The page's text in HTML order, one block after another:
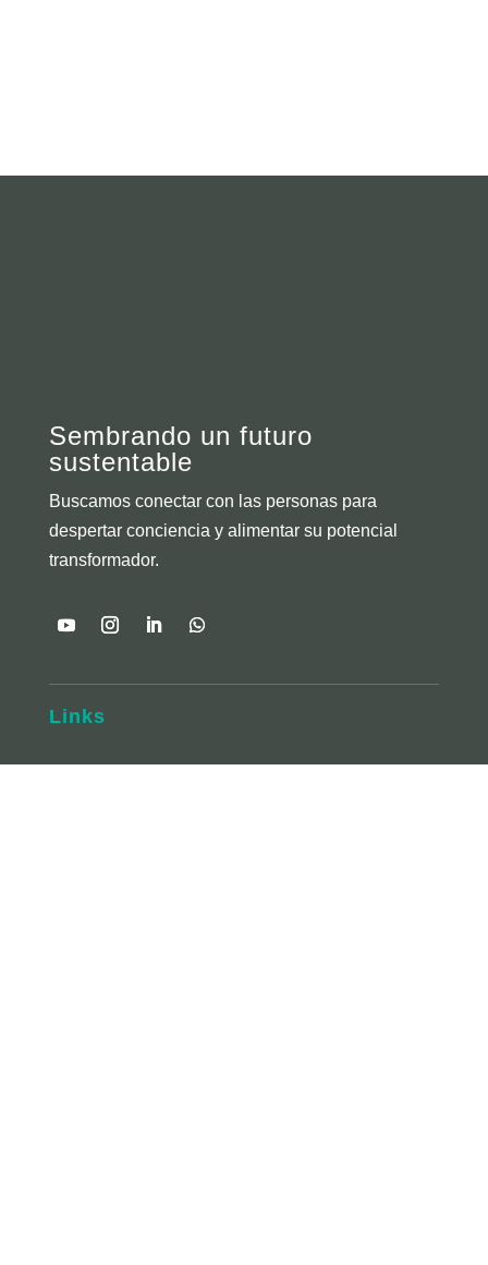
Sembrando un futuro
sustentable
Buscamos conectar con las personas para
despertar conciencia y alimentar su potencial
transformador.
Links